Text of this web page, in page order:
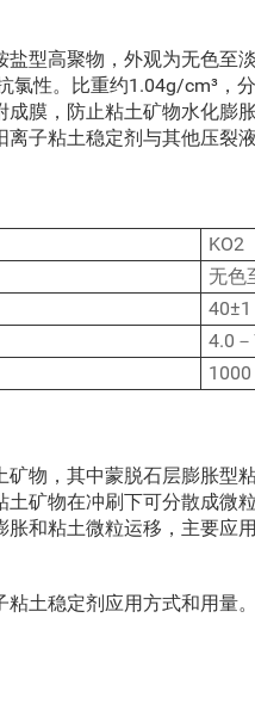
盐型高聚物，外观为无色至
氯性。比重约1.04g/cm³
成膜，防止粘土矿物水化膨
子粘土稳定剂与其他压裂
KO2
无色
40±1
4.0
物，其中蒙脱石层膨胀型
矿物在冲刷下可分散成微
和粘土微粒运移，主要应
土稳定剂应用方式和用量